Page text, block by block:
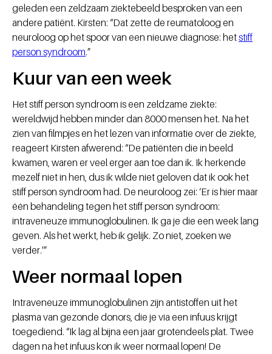
geleden een zeldzaam ziektebeeld besproken van een
andere patiënt. Kirsten: “Dat zette de reumatoloog en
neuroloog op het spoor van een nieuwe diagnose: hetstiff
person syndroom.”
Kuur van een week
Het stiff person syndroom is een zeldzame ziekte:
wereldwijd hebben minder dan 8000 mensen het. Na het
zien van filmpjes en het lezen van informatie over de ziekte,
reageert Kirsten afwerend: “De patiënten die in beeld
kwamen, waren er veel erger aan toe dan ik. Ik herkende
mezelf niet in hen, dus ik wilde niet geloven dat ik ook het
stiff person syndroom had. De neuroloog zei: ‘Er is hier maar
één behandeling tegen het stiff person syndroom:
intraveneuze immunoglobulinen. Ik ga je die een week lang
geven. Als het werkt, heb ik gelijk. Zo niet, zoeken we
verder.’”
Weer normaal lopen
Intraveneuze immunoglobulinen zijn antistoffen uit het
plasma van gezonde donors, die je via een infuus krijgt
toegediend. “Ik lag al bijna een jaar grotendeels plat. Twee
dagen na het infuus kon ik weer normaal lopen! De